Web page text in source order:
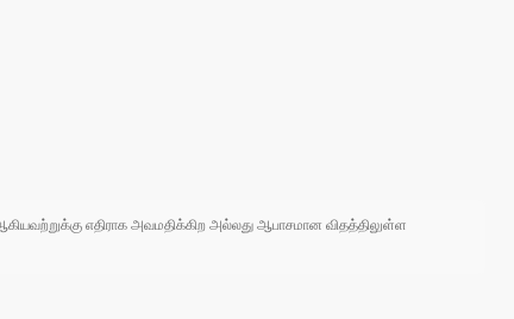
எதிராக அவமதிக்கிற அல்லது ஆபாசமான விதத்திலுள்ள